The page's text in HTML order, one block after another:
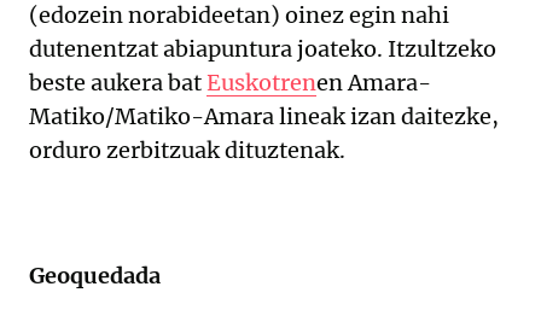
(edozein norabideetan) oinez egin nahi
dutenentzat abiapuntura joateko. Itzultzeko
beste aukera batEuskotrenen Amara-
Matiko/Matiko-Amara lineak izan daitezke,
orduro zerbitzuak dituztenak.
Geoquedada